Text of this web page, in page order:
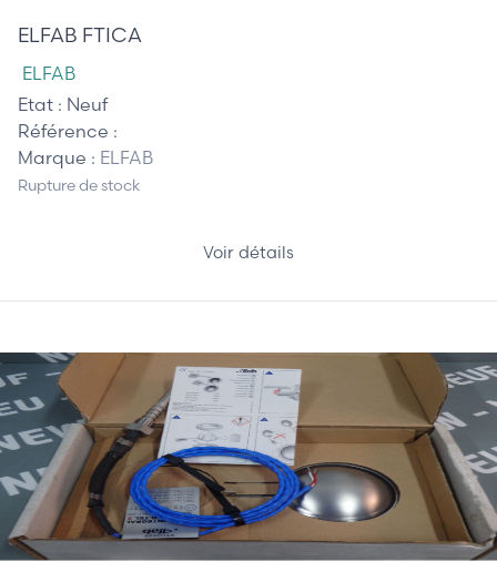
ELFAB FTICA
ELFAB
Etat : Neuf
Référence :
Marque : ELFAB
Rupture de stock
Voir détails